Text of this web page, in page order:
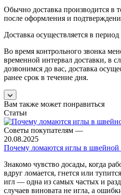
Обычно доставка производится в
после оформления и
Доставка осуществляется в период
Во время контрольного звонка
временной интервал доставки, в
дозвонимся до вас, доставка
ранее срок в течение дня.
Вам также может понравиться
Статьи
Советы покупателям —
20.08.2025
Почему ломаются иглы в
Знакомо чувство досады, когда
вдруг ломается, гнется или
игл — одна из самых частых и
случаев виновата не игла, а